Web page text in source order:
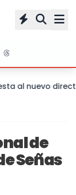
al nuevo
de
Señas